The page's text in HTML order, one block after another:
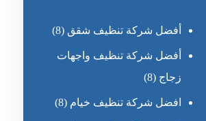
أفضل شركة تنظيف شقق (8)
أفضل شركة تنظيف واجهات
زجاج (8)
افضل شركة تنظيف خيام (8)